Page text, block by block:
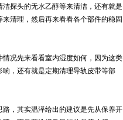
探头的无水乙醇等来清洁，还有就是
清理，然后再来看看各个部件的稳固
况先来看看室内湿度如何，因为这类
，还有就是定期清理导轨皮带等部
，其实温泽给出的建议是先从保养开